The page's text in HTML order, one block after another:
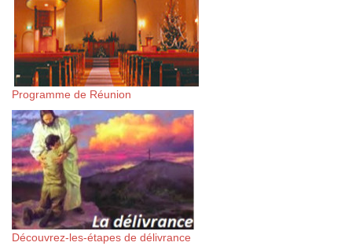
Programme de Réunion
Découvrez-les-étapes de délivrance